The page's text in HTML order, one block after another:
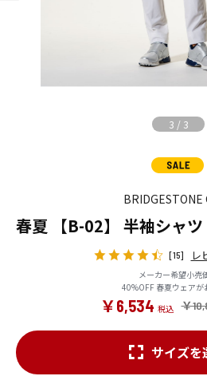
3 / 3
BRIDGESTONE
春夏 【B-02】 半袖シャツ
[15] レ
メーカー希望小売
40%OFF 春夏ウェアが
￥
￥6,534
サイズを